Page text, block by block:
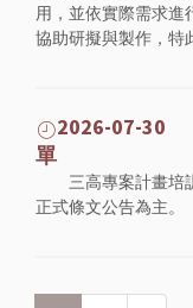
用，並依實際需求
協助研擬與製作，特
2026-07-30
單
三高專案計畫培
正式條文公告為主。